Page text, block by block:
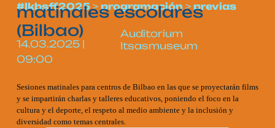
#lkbsff2025 > programación > previas
matinales escolares
(Bilbao)
14.03.2025 |
09:00
Auditorium
Itsasmuseum
Sesiones matinales para centros de Bilbao en las que se proyectarán films
y se impartirán charlas y talleres educativos, poniendo el foco en la
cultura y el deporte, el respeto al medio ambiente y la inclusión y
diversidad como temas centrales.